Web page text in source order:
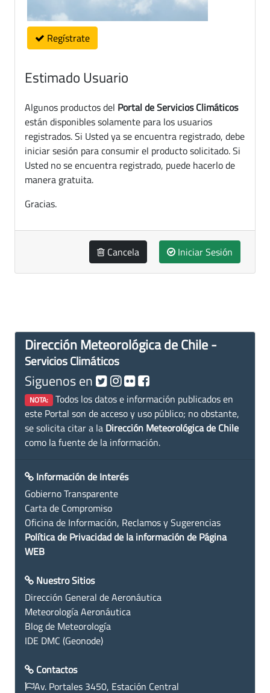
Regístrate
Estimado Usuario
Algunos productos del Portal de Servicios Climáticos
están disponibles solamente para los usuarios
registrados. Si Usted ya se encuentra registrado, debe
iniciar sesión para consumir el producto solicitado. Si
Usted no se encuentra registrado, puede hacerlo de
manera gratuita.
Gracias.
Cancela Iniciar Sesión
Dirección Meteorológica de Chile -
Servicios Climáticos
Siguenos en
NOTA: Todos los datos e información publicados en
este Portal son de acceso y uso público; no obstante,
se solicita citar a la Dirección Meteorológica de Chile
como la fuente de la información.
Información de Interés
Gobierno Transparente
Carta de Compromiso
Oficina de Información, Reclamos y Sugerencias
Política de Privacidad de la información de Página
WEB
Nuestro Sitios
Dirección General de Aeronáutica
Meteorología Aeronáutica
Blog de Meteorología
IDE DMC (Geonode)
Contactos
Av. Portales 3450, Estación Central